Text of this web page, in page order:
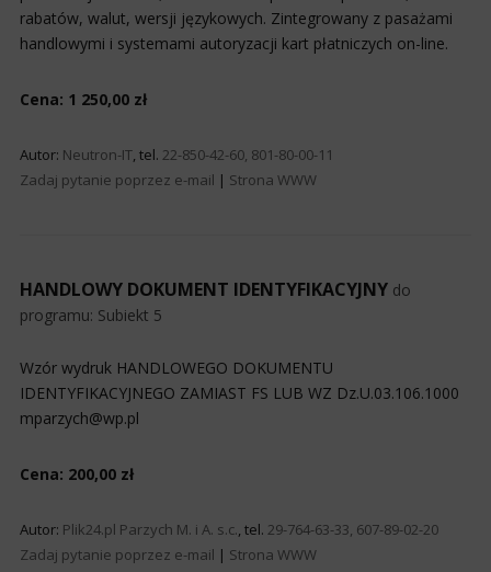
rabatów, walut, wersji językowych. Zintegrowany z pasażami
handlowymi i systemami autoryzacji kart płatniczych on-line.
Cena: 1 250,00 zł
Autor: Neutron-IT, tel. 22-850-42-60, 801-80-00-11
Zadaj pytanie poprzez e-mail | Strona WWW
HANDLOWY DOKUMENT IDENTYFIKACYJNY do
programu: Subiekt 5
Wzór wydruk HANDLOWEGO DOKUMENTU
IDENTYFIKACYJNEGO ZAMIAST FS LUB WZ Dz.U.03.106.1000
mparzych@wp.pl
Cena: 200,00 zł
Autor: Plik24.pl Parzych M. i A. s.c., tel. 29-764-63-33, 607-89-02-20
Zadaj pytanie poprzez e-mail | Strona WWW